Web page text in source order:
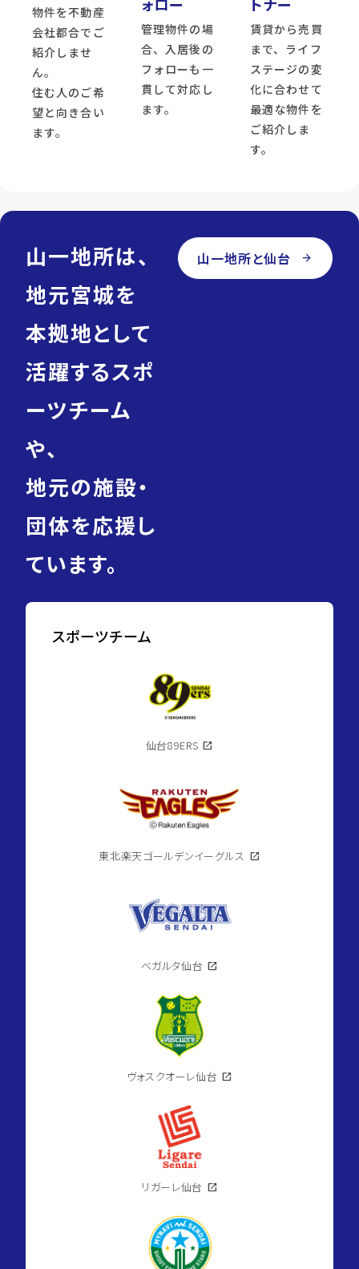
物件を不動産
会社都合でご
紹介しませ
ん。
住む人のご希
望と向き合い
ます。
管理物件の場
合、入居後の
フォローも一
貫して対応し
ます。
賃貸から売買
まで、ライフ
ステージの変
化に合わせて
最適な物件を
ご紹介しま
す。
山一地所は、
地元宮城を
本拠地として
活躍するスポ
ーツチーム
や、
地元の施設・
団体を応援し
ています。
山一地所と仙台 arrow_forward
スポーツチーム
仙台89ERS open_in_new
東北楽天ゴールデンイーグルス open_in_new
ベガルタ仙台 open_in_new
ヴォスクオーレ仙台 open_in_new
リガーレ仙台 open_in_new